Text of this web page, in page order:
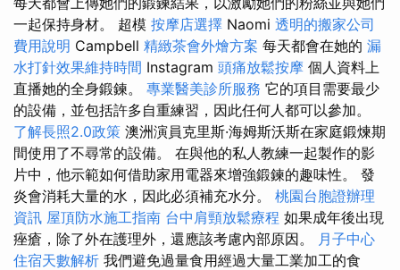
一起保持身材。 超模 按摩店選擇 Naomi 透明的搬家公司
費用說明 Campbell 精緻茶會外燴方案 每天都會在她的 漏
水打針效果維持時間 Instagram 頭痛放鬆按摩 個人資料上
直播她的全身鍛鍊。 專業醫美診所服務 它的項目需要最少
的設備，並包括許多自重練習，因此任何人都可以參加。
了解長照2.0政策 澳洲演員克里斯·海姆斯沃斯在家庭鍛煉期
間使用了不尋常的設備。 在與他的私人教練一起製作的影
片中，他示範如何借助家用電器來增強鍛鍊的趣味性。 發
炎會消耗大量的水，因此必須補充水分。 桃園台胞證辦理
資訊 屋頂防水施工指南 台中肩頸放鬆療程 如果成年後出現
痤瘡，除了外在護理外，還應該考慮內部原因。 月子中心
住宿天數解析 我們避免過量食用經過大量工業加工的食